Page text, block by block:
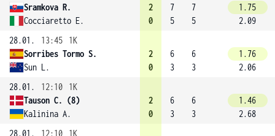
Sramkova R.
Cocciaretto E.
2
0
7
5
7
5
1.75
2.09
28.01.
13:45
1K
Sorribes Tormo S.
Sun L.
2
0
6
3
6
3
1.76
2.06
28.01.
12:10
1K
Tauson C. (8)
Kalinina A.
2
0
6
3
6
3
1.46
2.68
28.01.
12:10 1K